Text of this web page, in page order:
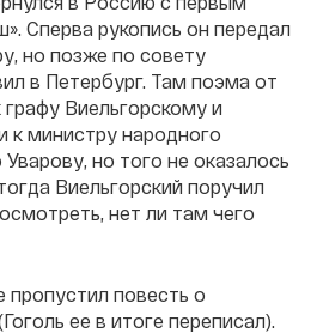
Сперва рукопись он передал
но позже по совету
в Петербург. Там поэма от
Виельгорскому и
к министру народного
но того не оказалось
Виельгорский поручил
нет ли там чего
повесть о
ее в итоге переписал).